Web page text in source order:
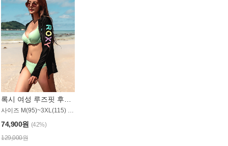
록시 여성 루즈핏 후드 래쉬가드 WT900BRX
사이즈 M(95)~3XL(115) / 롱기장 타입
74,900원 (42%)
129,000원